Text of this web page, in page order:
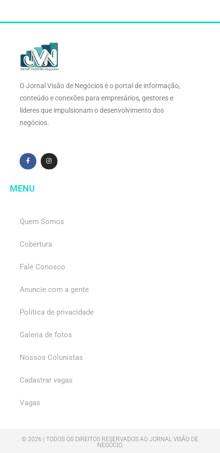
O Jornal Visão de Negócios é o portal de informação,
conteúdo e conexões para empresários, gestores e
líderes que impulsionam o desenvolvimento dos
negócios.
MENU
Quem Somos
Cobertura
Fale Conosco
Anuncie com a gente
Política de privacidade
Galeria de fotos
Nossos Colunistas
Cadastrar vagas
Vagas
© 2026 | TODOS OS DIREITOS RESERVADOS AO JORNAL VISÃO DE
NEGÓCIO.